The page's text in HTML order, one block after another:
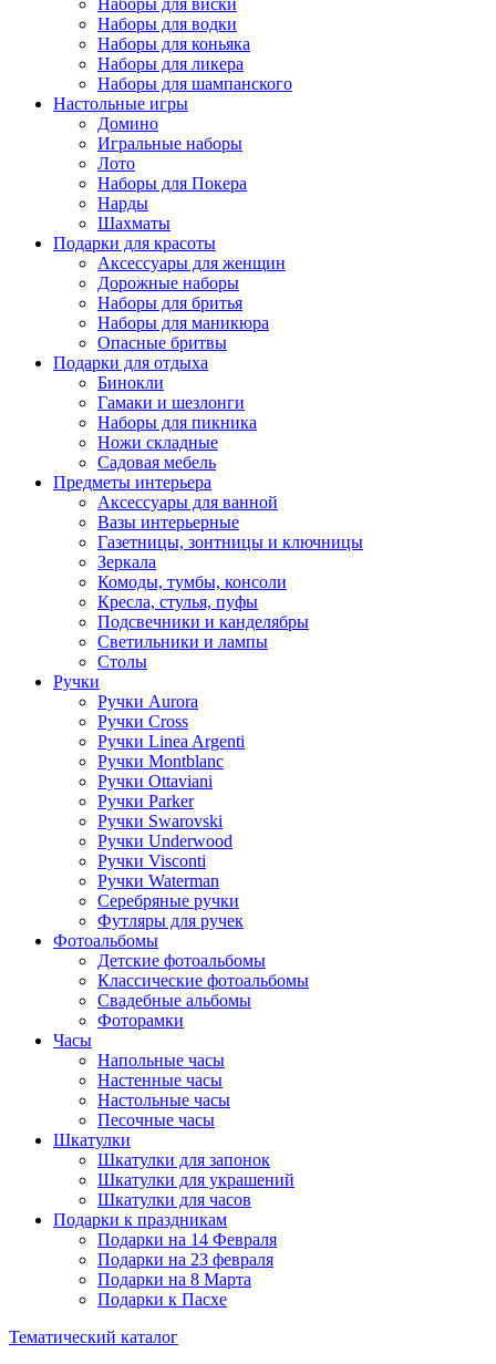
Наборы для виски
Наборы для водки
Наборы для коньяка
Наборы для ликера
Наборы для шампанского
Настольные игры
Домино
Игральные наборы
Лото
Наборы для Покера
Нарды
Шахматы
Подарки для красоты
Аксессуары для женщин
Дорожные наборы
Наборы для бритья
Наборы для маникюра
Опасные бритвы
Подарки для отдыха
Бинокли
Гамаки и шезлонги
Наборы для пикника
Ножи складные
Садовая мебель
Предметы интерьера
Аксессуары для ванной
Вазы интерьерные
Газетницы, зонтницы и ключницы
Зеркала
Комоды, тумбы, консоли
Кресла, стулья, пуфы
Подсвечники и канделябры
Светильники и лампы
Столы
Ручки
Ручки Aurora
Ручки Cross
Ручки Linea Argenti
Ручки Montblanc
Ручки Ottaviani
Ручки Parker
Ручки Swarovski
Ручки Underwood
Ручки Visconti
Ручки Waterman
Серебряные ручки
Футляры для ручек
Фотоальбомы
Детские фотоальбомы
Классические фотоальбомы
Свадебные альбомы
Фоторамки
Часы
Напольные часы
Настенные часы
Настольные часы
Песочные часы
Шкатулки
Шкатулки для запонок
Шкатулки для украшений
Шкатулки для часов
Подарки к праздникам
Подарки на 14 Февраля
Подарки на 23 февраля
Подарки на 8 Марта
Подарки к Пасхе
Тематический каталог